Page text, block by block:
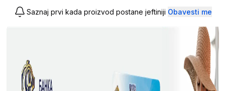
Saznaj prvi kada proizvod postane jeftiniji Obavesti me